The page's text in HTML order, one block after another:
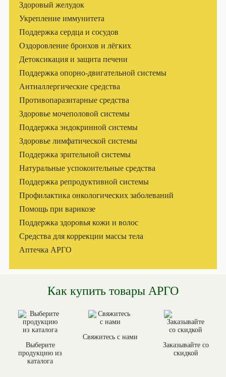
Здоровый желудок
Укрепление иммунитета
Поддержка сердца и сосудов
Оздоровление бронхов и лёгких
Детоксикация и защита печени
Поддержка опорно-двигательной системы
Антиаллергические средства
Противопаразитарные средства
Здоровье мочеполовой системы
Поддержка эндокринной системы
Здоровье лимфатической системы
Поддержка зрительной системы
Натуральные успокоительные средства
Поддержка репродуктивной системы
Профилактика онкологических заболеваний
Помощь при варикозе
Поддержка здоровья кожи и волос
Средства для коррекции массы тела
Аптечка АРГО
Как купить товары АРГО
Выберите
продукцию из
каталога
Свяжитесь с нами
Заказывайте со
скидкой